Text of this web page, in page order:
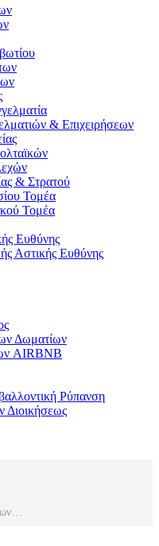
& Επιχειρήσεων
& Στρατού
Τομέα
Τομέα
Ευθύνης
Αστικής Ευθύνης
Δωματίων
AIRBNB
Ρύπανση
Διοικήσεως